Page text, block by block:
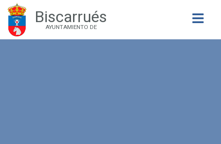
Biscarrués
AYUNTAMIENTO DE